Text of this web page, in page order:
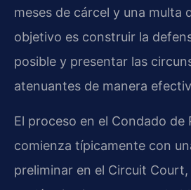
meses de cárcel y una multa
objetivo es construir la
posible y presentar las
atenuantes de manera
El proceso en el Condado de
comienza típicamente con
preliminar en el Circuit